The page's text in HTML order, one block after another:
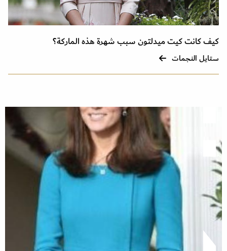
كيف كانت كيت ميدلتون سبب شهرة هذه الماركة؟
ستايل النجمات